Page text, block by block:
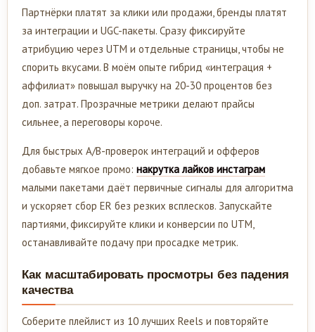
Партнёрки платят за клики или продажи, бренды платят
за интеграции и UGC-пакеты. Сразу фиксируйте
атрибуцию через UTM и отдельные страницы, чтобы не
спорить вкусами. В моём опыте гибрид «интеграция +
аффилиат» повышал выручку на 20-30 процентов без
доп. затрат. Прозрачные метрики делают прайсы
сильнее, а переговоры короче.
Для быстрых А/B-проверок интеграций и офферов
добавьте мягкое промо: накрутка лайков инстаграм
малыми пакетами даёт первичные сигналы для алгоритма
и ускоряет сбор ER без резких всплесков. Запускайте
партиями, фиксируйте клики и конверсии по UTM,
останавливайте подачу при просадке метрик.
Как масштабировать просмотры без падения
качества
Соберите плейлист из 10 лучших Reels и повторяйте